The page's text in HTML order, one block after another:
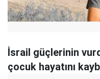
İsrail güçlerinin
çocuk hayatını